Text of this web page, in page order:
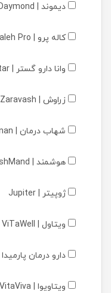
دیموند | Daymond
کاله پرو | Kaleh Pro
وانا دارو گستر | Vana Darou Gostar
زراوش | Zaravash
شهاب درمان | Shahab Darman
هوشمند | HooshMand
ژوپیتر | Jupiter
ویتاول | ViTaWell
دارو درمان پارمیدا | Darou Darman Parmida
ویتاویوا | VitaViva